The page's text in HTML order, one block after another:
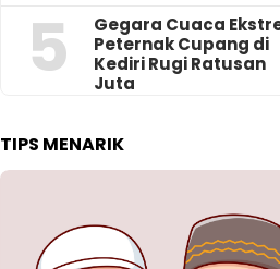
5
‎Gegara Cuaca
Peternak Cupang di
Kediri Rugi Ratusan
Juta
TIPS MENARIK